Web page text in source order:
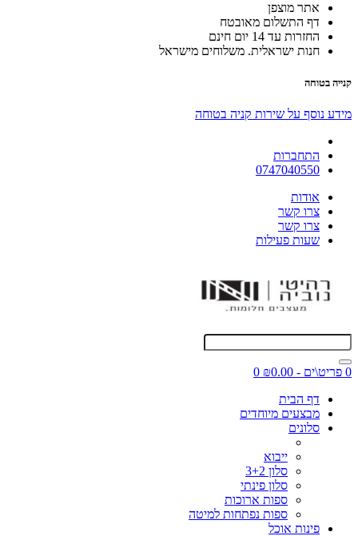
אתר מוצפן
דף התשלום מאובטח
החזרות עד 14 יום חינם
חנות ישראלית. משלוחים מישראל
קנייה בטוחה
מידע נוסף על שירות קניה בטוחה
התחברות
0747040550
אודות
צרו קשר
צרו קשר
שעות פעילות
0 פריט\ים - ₪0.00
0
דף הבית
מבצעים מיוחדים
סלונים
ייבוא
סלון 3+2
סלון פינתי
ספות ארוכות
ספות נפתחות למיטה
פינות אוכל